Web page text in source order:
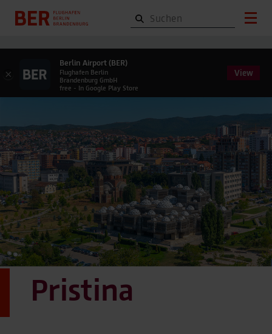
Pristina
×
Berlin Airport (BER)
Flughafen Berlin
Brandenburg GmbH
free - In Google Play Store
View